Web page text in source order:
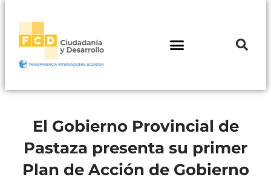
El Gobierno Provincial de
Pastaza presenta su primer
Plan de Acción de Gobierno